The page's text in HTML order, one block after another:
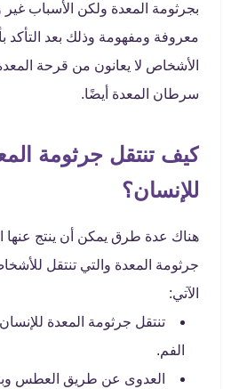
بجرثومة المعدة ولكن الأسباب
معروفة ومفهومة وذلك بعد التأكد
الأشخاص لا يعانون من قرحة المعدة
سرطان المعدة أيضًا.
كيف تنتقل جرثومة
للإنسان؟
هناك عدة طرق يمكن أن ينتج عنها
جرثومة المعدة والتي تنتقل
الآتي:
تنتقل جرثومة المعدة
الفم.
العدوى عن طريق العطس